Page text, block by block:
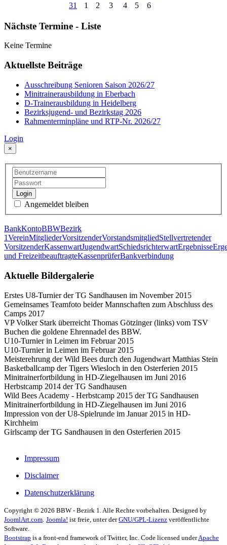
31
1 2 3 4 5 6
Nächste Termine - Liste
Keine Termine
Aktuellste Beiträge
Ausschreibung Senioren Saison 2026/27
Minitrainerausbildung in Eberbach
D-Trainerausbildung in Heidelberg
Bezirksjugend- und Bezirkstag 2026
Rahmenterminpläne und RTP-Nr. 2026/27
Login
×
Login
Angemeldet bleiben
BankKontoBBWBezirk
1VereinMitgliederVorsitzenderVorstandsmitgliedStellvertretender
VorsitzenderKassenwartJugendwartSchiedsrichterwartErgebnisse
und FreizeitbeauftragteKassenprüferBankverbindung
Aktuelle Bildergalerie
Erstes U8-Turnier der TG Sandhausen im November 2015
Gemeinsames Teamfoto beider Mannschaften zum Abschluss des
Camps 2017
VP Volker Stark überreicht Thomas Götzinger (links) vom TSV
Buchen die goldene Ehrennadel des BBW.
U10-Turnier in Leimen im Februar 2015
U10-Turnier in Leimen im Februar 2015
Meisterehrung der Wild Bees durch den Jugendwart Matthias Stein
Basketballcamp der Tigers Wiesloch in den Osterferien 2015
Minitrainerfortbildung in HD-Ziegelhausen im Juni 2016
Herbstcamp 2014 der TG Sandhausen
Wild Bees Academy - Herbstcamp 2015 der TG Sandhausen
Minitrainerfortbildung in HD-Ziegelhausen im Juni 2016
Impression von der U8-Spielrunde im Januar 2015 in HD-
Kirchheim
Girlscamp der TG Sandhausen in den Osterferien 2015
Impressum
Disclaimer
Datenschutzerklärung
Copyright © 2026 BBW - Bezirk 1. Alle Rechte vorbehalten. Designed by
JoomlArt.com Joomla! ist freie, unter derGNU/GPL-Lizenz veröffentlichte
Software.
Bootstrap is a front-end framework of Twitter, Inc. Code licensed underApache